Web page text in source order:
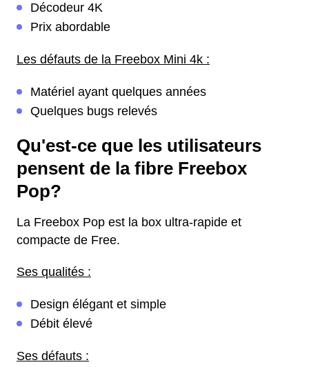
Décodeur 4K
Prix abordable
Les défauts de la Freebox Mini 4k :
Matériel ayant quelques années
Quelques bugs relevés
Qu'est-ce que les utilisateurs
pensent de la fibre Freebox
Pop?
La Freebox Pop est la box ultra-rapide et
compacte de Free.
Ses qualités :
Design élégant et simple
Débit élevé
Ses défauts :